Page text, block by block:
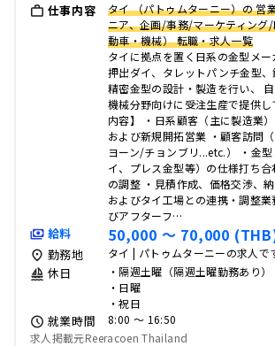
仕事内容
タイ （パトゥムターニー）の 営
ニア、企画/事務/マーケティング
動車・機械） 転職・求人一覧
タイに拠点を置く日系の金型メー
押出ダイ、タレットパンチ金型
精密金型の設計・製造を行い、
機械分野向けに受注生産で提供
内容】 ・日系顧客（主に製造業
および新規開拓営業 ・顧客訪問
ヨーン/チョンブリ...etc.） ・金
イ、プレス金型等）の仕様打ち
の調整 ・見積作成、価格交渉、
およびタイ工場との連携・調整業
びアフターフ…
給料 50,000 〜 70,000
勤務地 タイ | パトゥムターニーの求人で
休日
・隔週土曜（隔週土曜勤務あり）
・日曜
・祝日
就業時間
8:00 〜 16:50
求人掲載元Reeracoen Thailand